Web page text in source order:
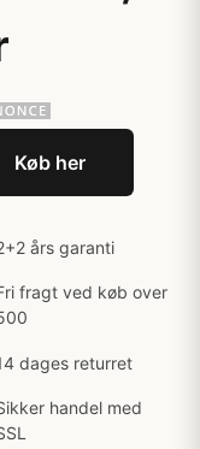
Køb her
års garanti
fragt ved køb over
dages returret
handel med